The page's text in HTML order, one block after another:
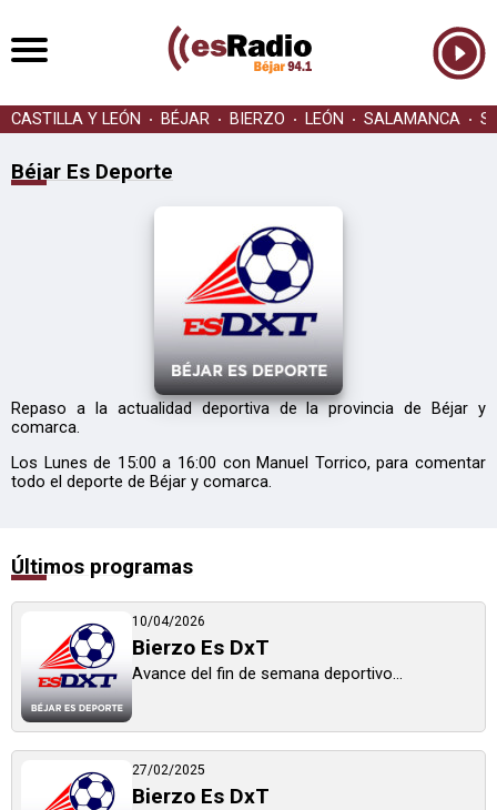
CASTILLA Y LEÓN BÉJAR BIERZO LEÓN SALAMANCA
Béjar Es Deporte
Repaso a la actualidad deportiva de la provincia de Béjar y
comarca.
Los Lunes de 15:00 a 16:00 con Manuel Torrico, para comentar
todo el deporte de Béjar y comarca.
Últimos programas
10/04/2026
Bierzo Es DxT
Avance del fin de semana deportivo...
27/02/2025
Bierzo Es DxT